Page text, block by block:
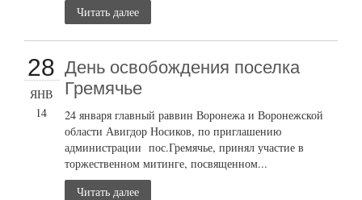
Читать далее
28
ЯНВ
14
День освобождения поселка
Гремячье
24 января главный раввин Воронежа и Воронежской
области Авигдор Носиков, по приглашению
администрации пос.Гремячье, принял участие в
торжественном митинге, посвященном...
Читать далее